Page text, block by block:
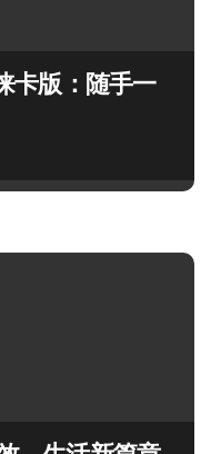
卡版：随手一